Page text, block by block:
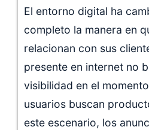
El entorno digital ha
completo la manera en
relacionan con sus
presente en internet no
visibilidad en el
usuarios buscan
este escenario, los